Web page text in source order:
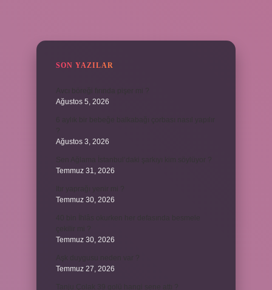
SON YAZILAR
Ağustos 5, 2026
Ağustos 3, 2026
Temmuz 31, 2026
Temmuz 30, 2026
Temmuz 30, 2026
Temmuz 27, 2026